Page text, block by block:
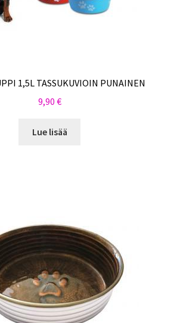
1,5L TASSUKUVIOIN PUNAINEN
9,90 €
Lue lisää